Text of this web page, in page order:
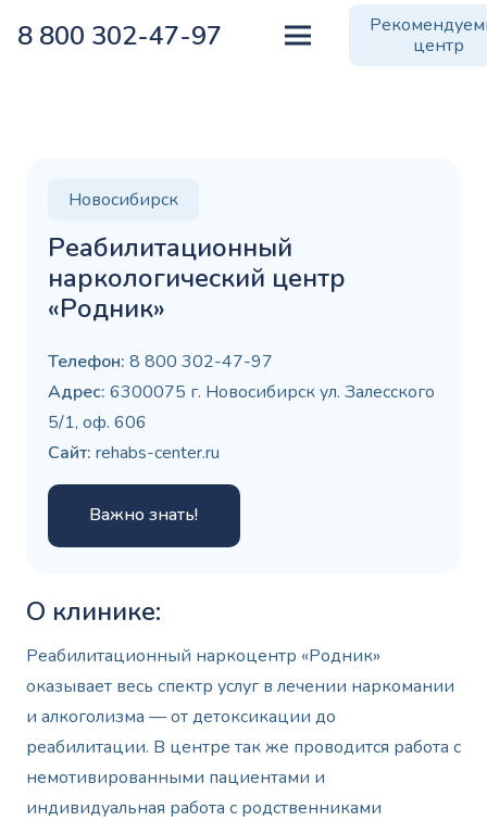
8 800 302-47-97
центр
Новосибирск
Реабилитационный
наркологический центр
«Родник»
Телефон: 8 800 302-47-97
Адрес: 6300075 г. Новосибирск ул. Залесского
5/1, оф. 606
Сайт: rehabs-center.ru
Важно знать!
О клинике:
Реабилитационный наркоцентр «Родник»
оказывает весь спектр услуг в лечении наркомании
и алкоголизма — от детоксикации до
реабилитации. В центре так же проводится работа с
немотивированными пациентами и
индивидуальная работа с родственниками